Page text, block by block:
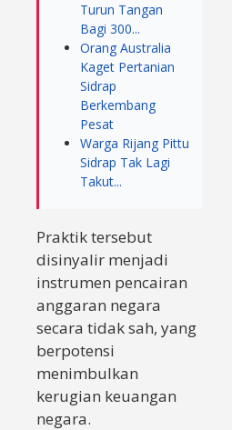
Turun Tangan
Bagi 300...
Orang Australia
Kaget Pertanian
Sidrap
Berkembang
Pesat
Warga Rijang Pittu
Sidrap Tak Lagi
Takut...
Praktik tersebut
disinyalir menjadi
instrumen pencairan
anggaran negara
secara tidak sah, yang
berpotensi
menimbulkan
kerugian keuangan
negara.